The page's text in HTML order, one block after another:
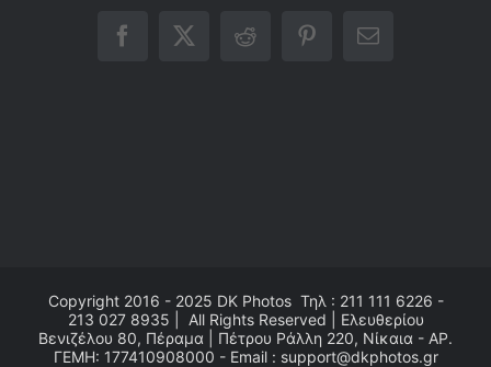
Facebook
X RedditPinterestEmail
Copyright 2016 - 2025 DK PhotosΤηλ : 211 111 6226 -
213 027 8935 | All Rights Reserved | Ελευθερίου
Βενιζέλου 80, Πέραμα | Πέτρου Ράλλη 220, Νίκαια - ΑΡ.
ΓΕΜΗ: 177410908000 - Email : support@dkphotos.gr